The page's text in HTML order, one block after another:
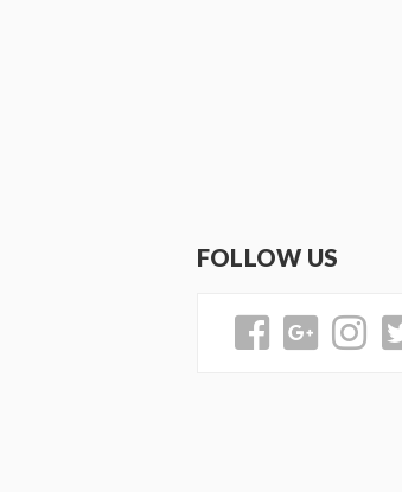
FOLLOW US